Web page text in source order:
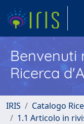
Benvenuti
Ricerca
IRIS Catalogo
1.1 Articolo in